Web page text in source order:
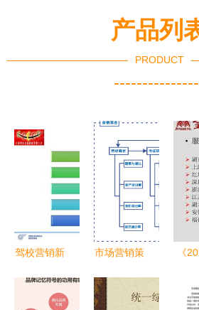
产品列
PRODUCT
驾校营销新
活动营销的
市场营销策
从战略构思
《
圳